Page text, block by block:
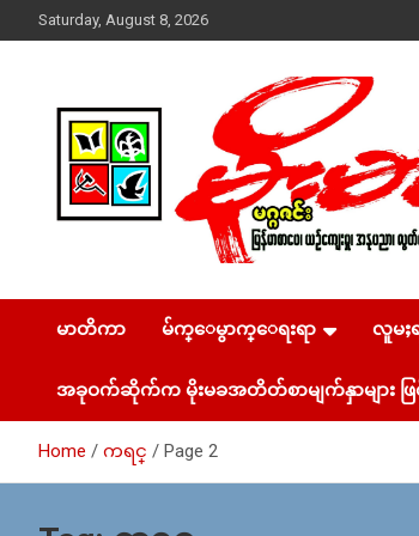
to
Saturday, August 8, 2026
MoeMaKa
News & Media
ယ္ေရး – အမွတ္ ၂၅၄၊ ပထပ္၊ လမ္း ၄၀၊ ေက်ာက္တံ
(ဖုုံး – ၀၉ ၂၅၂ ၂၄၉ ၀၉၄ ၊ ၀၉ ၄၂၁ ၇၄၃ ၇၅၃ ၊
ျဖန္႔ခ်ိေရး – ဆိပ္ကမ္းသာစာေပ – အမွတ္ ၁၃ /
လာဇာေစ်းသစ္ ။ ၀၉ ၇၈၆၈၃၇ ၃၀၅ / ၀၉ ၉၆၃၆
မာတိကာ မ်က္ေမွာက္ေရးရာ လူမႈ
အခုဝက်ဆိုက်က မိုးမခအတိတ်စာမျက်နှာများ ဖြစ်
Home ကရင္ Page 2